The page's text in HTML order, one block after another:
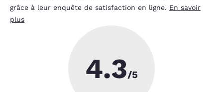
grâce à leur enquête de satisfaction en ligne. En savoir
plus
4.3/5